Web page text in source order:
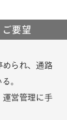
ご要望
められ、通路
。
運営管理に手